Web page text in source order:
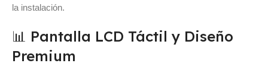
la instalación.
📊 Pantalla LCD Táctil y Diseño
Premium